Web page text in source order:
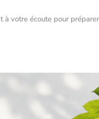
à votre écoute pour